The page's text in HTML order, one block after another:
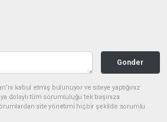
Gonder
kabul etmiş bulunuyor ve siteye yaptığınız
dolaylı tüm sorumluluğu tek başınıza
site yönetimi hiçbir şekilde sorumlu